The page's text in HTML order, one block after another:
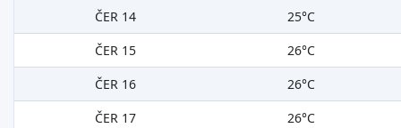
ČER 14
25°C
ČER 15
26°C
ČER 16
26°C
ČER 17
26°C